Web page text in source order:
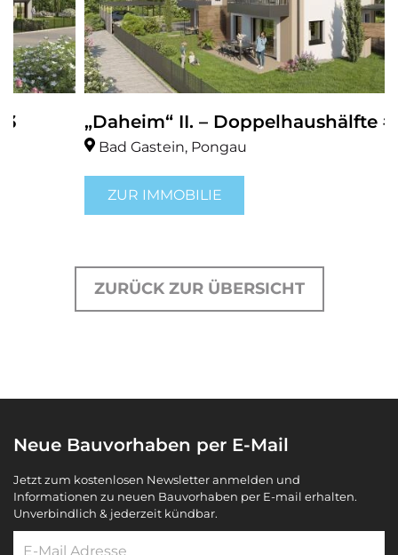
„Daheim“ II. – Doppelhaushälfte #2
Bad Gastein, Pongau
ZUR IMMOBILIE
ZURÜCK ZUR ÜBERSICHT
Neue Bauvorhaben per E-Mail
Jetzt zum kostenlosen Newsletter anmelden und
Informationen zu neuen Bauvorhaben per E-mail erhalten.
Unverbindlich & jederzeit kündbar.